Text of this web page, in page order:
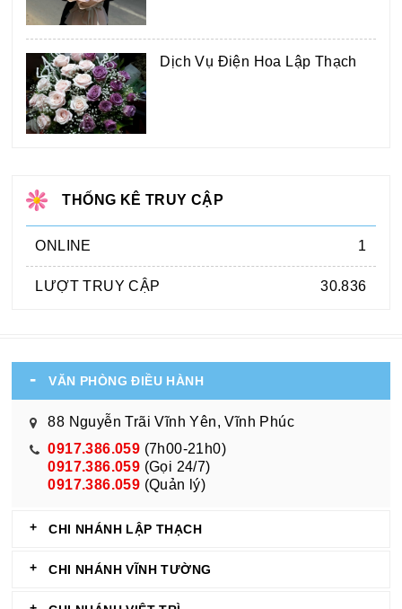
Dịch Vụ Điện Hoa Lập Thạch
THỐNG KÊ TRUY CẬP
ONLINE 1
LƯỢT TRUY CẬP 30.836
VĂN PHÒNG ĐIỀU HÀNH
88 Nguyễn Trãi Vĩnh Yên, Vĩnh Phúc
0917.386.059 (7h00-21h0)
0917.386.059 (Gọi 24/7)
0917.386.059 (Quản lý)
CHI NHÁNH LẬP THẠCH
CHI NHÁNH VĨNH TƯỜNG